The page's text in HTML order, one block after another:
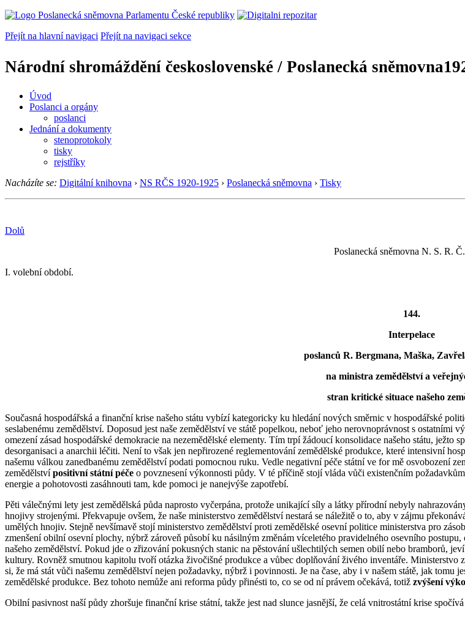
Přejít na hlavní navigaci Přejít na navigaci sekce
Národní shromáždění československé / Poslanecká sněmovna
Úvod
Poslanci a orgány
poslanci
Jednání a dokumenty
stenoprotokoly
tisky
rejstříky
Nacházíte se: Digitální knihovna › NS RČS 1920-1925 › Poslanecká sněmovna › Tisky
Dolů
Poslanecká sněmovna N. S. R.
I. volební období.
144.
Interpelace
poslanců R. Bergmana, Maška,
na ministra zemědělství a
stran kritické situace našeho
Současná hospodářská a finanční krise našeho státu vybízí kategoricky ku hledání nových směrnic v hospodářské
seslabenému zemědělství. Doposud jest naše zemědělství ve státě popelkou, neboť jeho nerovnoprávnost s ostatními
omezení zásad hospodářské demokracie na nezemědělské elementy. Tím trpí žádoucí konsolidace našeho státu,
desorganisaci a anarchii léčiti. Není to však jen nepřirozené reglementování zemědělské produkce, které intensivní
našemu válkou zanedbanému zemědělství podati pomocnou ruku. Vedle negativní péče státní ve for mě osvobození
zemědělstvípositivní státní péče o povznesení výkonnosti půdy. V té příčině stojí vláda vůči existenčním
energie a pohotovosti zasáhnouti tam, kde pomoci je nanejvýše zapotřebí.
Pěti válečnými lety jest zemědělská půda naprosto vyčerpána, protože unikající síly a látky přírodní nebyly
hnojivy strojenými. Překvapuje ovšem, že naše ministerstvo zemědělství nestará se náležitě o to, aby v zájmu
umělých hnojiv. Stejně nevšímavě stojí ministerstvo zemědělství proti zemědělské osevní politice ministerstva pro
zmenšení obilní osevní plochy, nýbrž zároveň působí ku násilným změnám víceletého pravidelného osevního
našeho zemědělství. Pokud jde o zřizování pokusných stanic na pěstování ušlechtilých semen obilí nebo bramborů,
kultury. Rovněž smutnou kapitolu tvoří otázka živočišné produkce a vůbec doplňování živého inventáře.
si, že má stát vůči našemu zemědělství nejen požadavky, nýbrž i povinnosti. Je na čase, aby i v našem státě, jak
zemědělské produkce. Bez tohoto nemůže ani reforma půdy přinésti to, co se od ní právem očekává, totiž zvýšení
Obilní pasivnost naší půdy zhoršuje finanční krise státní, takže jest nad slunce jasnější, že celá vnitrostátní krise